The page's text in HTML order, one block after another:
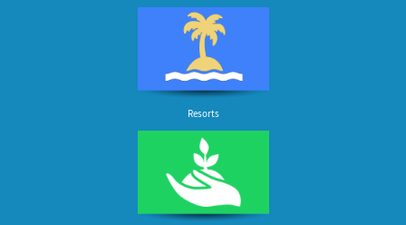
Resorts